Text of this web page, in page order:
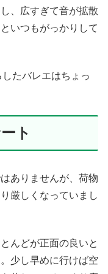
、広すぎて音が拡散
いつもがっかりして
たバレエはちょっ
ト
ありませんが、荷物
厳しくなっていまし
んどが正面の良いと
少し早めに行けば空